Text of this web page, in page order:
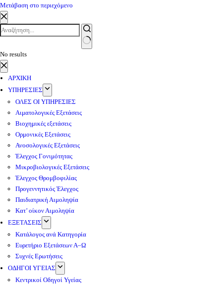
Μετάβαση στο περιεχόμενο
No results
ΑΡΧΙΚΗ
ΥΠΗΡΕΣΙΕΣ
ΟΛΕΣ ΟΙ ΥΠΗΡΕΣΙΕΣ
Αιματολογικές Εξετάσεις
Βιοχημικές εξετάσεις
Ορμονικές Εξετάσεις
Ανοσολογικές Εξετάσεις
Έλεγχος Γονιμότητας
Μικροβιολογικές Εξετάσεις
Έλεγχος Θρομβοφιλίας
Προγεννητικός Έλεγχος
Παιδιατρική Αιμοληψία
Κατ’ οίκον Αιμοληψία
ΕΞΕΤΑΣΕΙΣ
Κατάλογος ανά Κατηγορία
Ευρετήριο Εξετάσεων Α–Ω
Συχνές Ερωτήσεις
ΟΔΗΓΟΙ ΥΓΕΙΑΣ
Κεντρικοί Οδηγοί Υγείας